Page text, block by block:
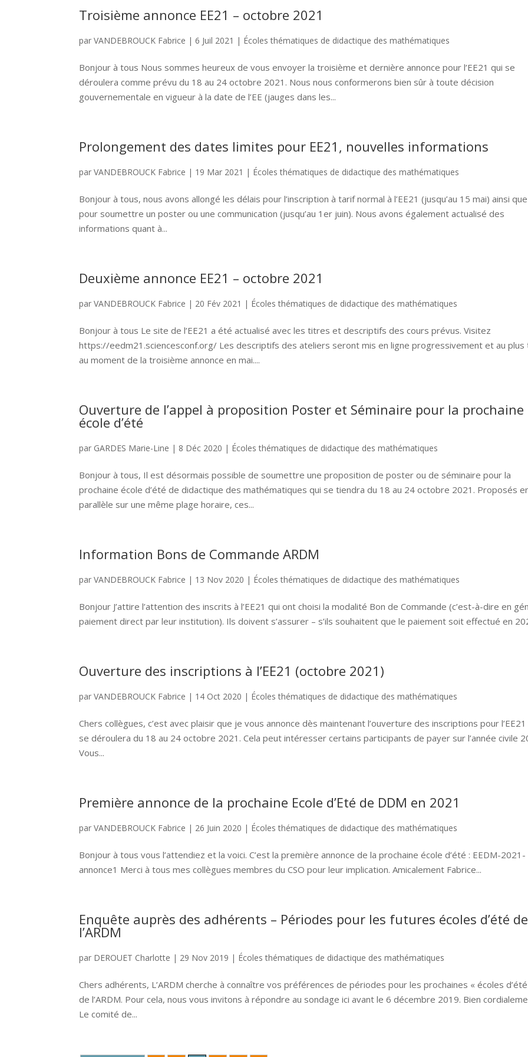
Troisième annonce EE21 – octobre 2021
parVANDEBROUCK Fabrice |6 Juil 2021 | Écoles thématiques de didactique des mathématiques
Bonjour à tous Nous sommes heureux de vous envoyer la troisième et dernière annonce pour l’EE21 qui se
déroulera comme prévu du 18 au 24 octobre 2021. Nous nous conformerons bien sûr à toute décision
gouvernementale en vigueur à la date de l’EE (jauges dans les...
Prolongement des dates limites pour EE21, nouvelles informations
parVANDEBROUCK Fabrice | 19 Mar 2021 | Écoles thématiques de didactique des mathématiques
Bonjour à tous, nous avons allongé les délais pour l’inscription à tarif normal à l’EE21 (jusqu’au 15 mai) ainsi que
pour soumettre un poster ou une communication (jusqu’au 1er juin). Nous avons également actualisé des
informations quant à...
Deuxième annonce EE21 – octobre 2021
parVANDEBROUCK Fabrice | 20 Fév 2021 | Écoles thématiques de didactique des mathématiques
Bonjour à tous Le site de l’EE21 a été actualisé avec les titres et descriptifs des cours prévus. Visitez
https://eedm21.sciencesconf.org/ Les descriptifs des ateliers seront mis en ligne progressivement et au plus
au moment de la troisième annonce en mai....
Ouverture de l’appel à proposition Poster et Séminaire pour la prochaine
école d’été
par GARDES Marie-Line | 8 Déc 2020 | Écoles thématiques de didactique des mathématiques
Bonjour à tous, Il est désormais possible de soumettre une proposition de poster ou de séminaire pour la
prochaine école d’été de didactique des mathématiques qui se tiendra du 18 au 24 octobre 2021. Proposés
parallèle sur une même plage horaire, ces...
Information Bons de Commande ARDM
parVANDEBROUCK Fabrice | 13 Nov 2020 | Écoles thématiques de didactique des mathématiques
Bonjour J’attire l’attention des inscrits à l’EE21 qui ont choisi la modalité Bon de Commande (c’est-à-dire en
paiement direct par leur institution). Ils doivent s’assurer – s’ils souhaitent que le paiement soit effectué en
Ouverture des inscriptions à l’EE21 (octobre 2021)
parVANDEBROUCK Fabrice | 14 Oct 2020 | Écoles thématiques de didactique des mathématiques
Chers collègues, c’est avec plaisir que je vous annonce dès maintenant l’ouverture des inscriptions pour l’EE21
se déroulera du 18 au 24 octobre 2021. Cela peut intéresser certains participants de payer sur l’année civile
Vous...
Première annonce de la prochaine Ecole d’Eté de DDM en 2021
parVANDEBROUCK Fabrice | 26 Juin 2020 | Écoles thématiques de didactique des mathématiques
Bonjour à tous vous l’attendiez et la voici. C’est la première annonce de la prochaine école d’été : EEDM-2021-
annonce1 Merci à tous mes collègues membres du CSO pour leur implication. Amicalement Fabrice...
Enquête auprès des adhérents – Périodes pour les futures écoles d’été de
l’ARDM
par DEROUET Charlotte | 29 Nov 2019 | Écoles thématiques de didactique des mathématiques
Chers adhérents, L’ARDM cherche à connaître vos préférences de périodes pour les prochaines « écoles
de l’ARDM. Pour cela, nous vous invitons à répondre au sondage ici avant le 6 décembre 2019. Bien
Le comité de...